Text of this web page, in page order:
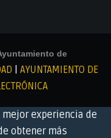
de
AYUNTAMIENTO DE
experiencia de
obtener más